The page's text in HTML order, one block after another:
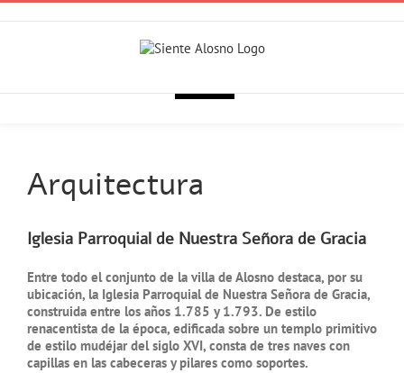
Skip
to
Arquitectura
Iglesia Parroquial de Nuestra Señora de Gracia
Entre todo el conjunto de la villa de Alosno destaca, por su
ubicación, la Iglesia Parroquial de Nuestra Señora de Gracia,
construida entre los años 1.785 y 1.793. De estilo
renacentista de la época, edificada sobre un templo primitivo
de estilo mudéjar del siglo XVI, consta de tres naves con
capillas en las cabeceras y pilares como soportes.
Utilizamos cookies propias y de terceros para ofrecerte una mejor
navegación. Si continúas, consideramos que aceptas su uso.